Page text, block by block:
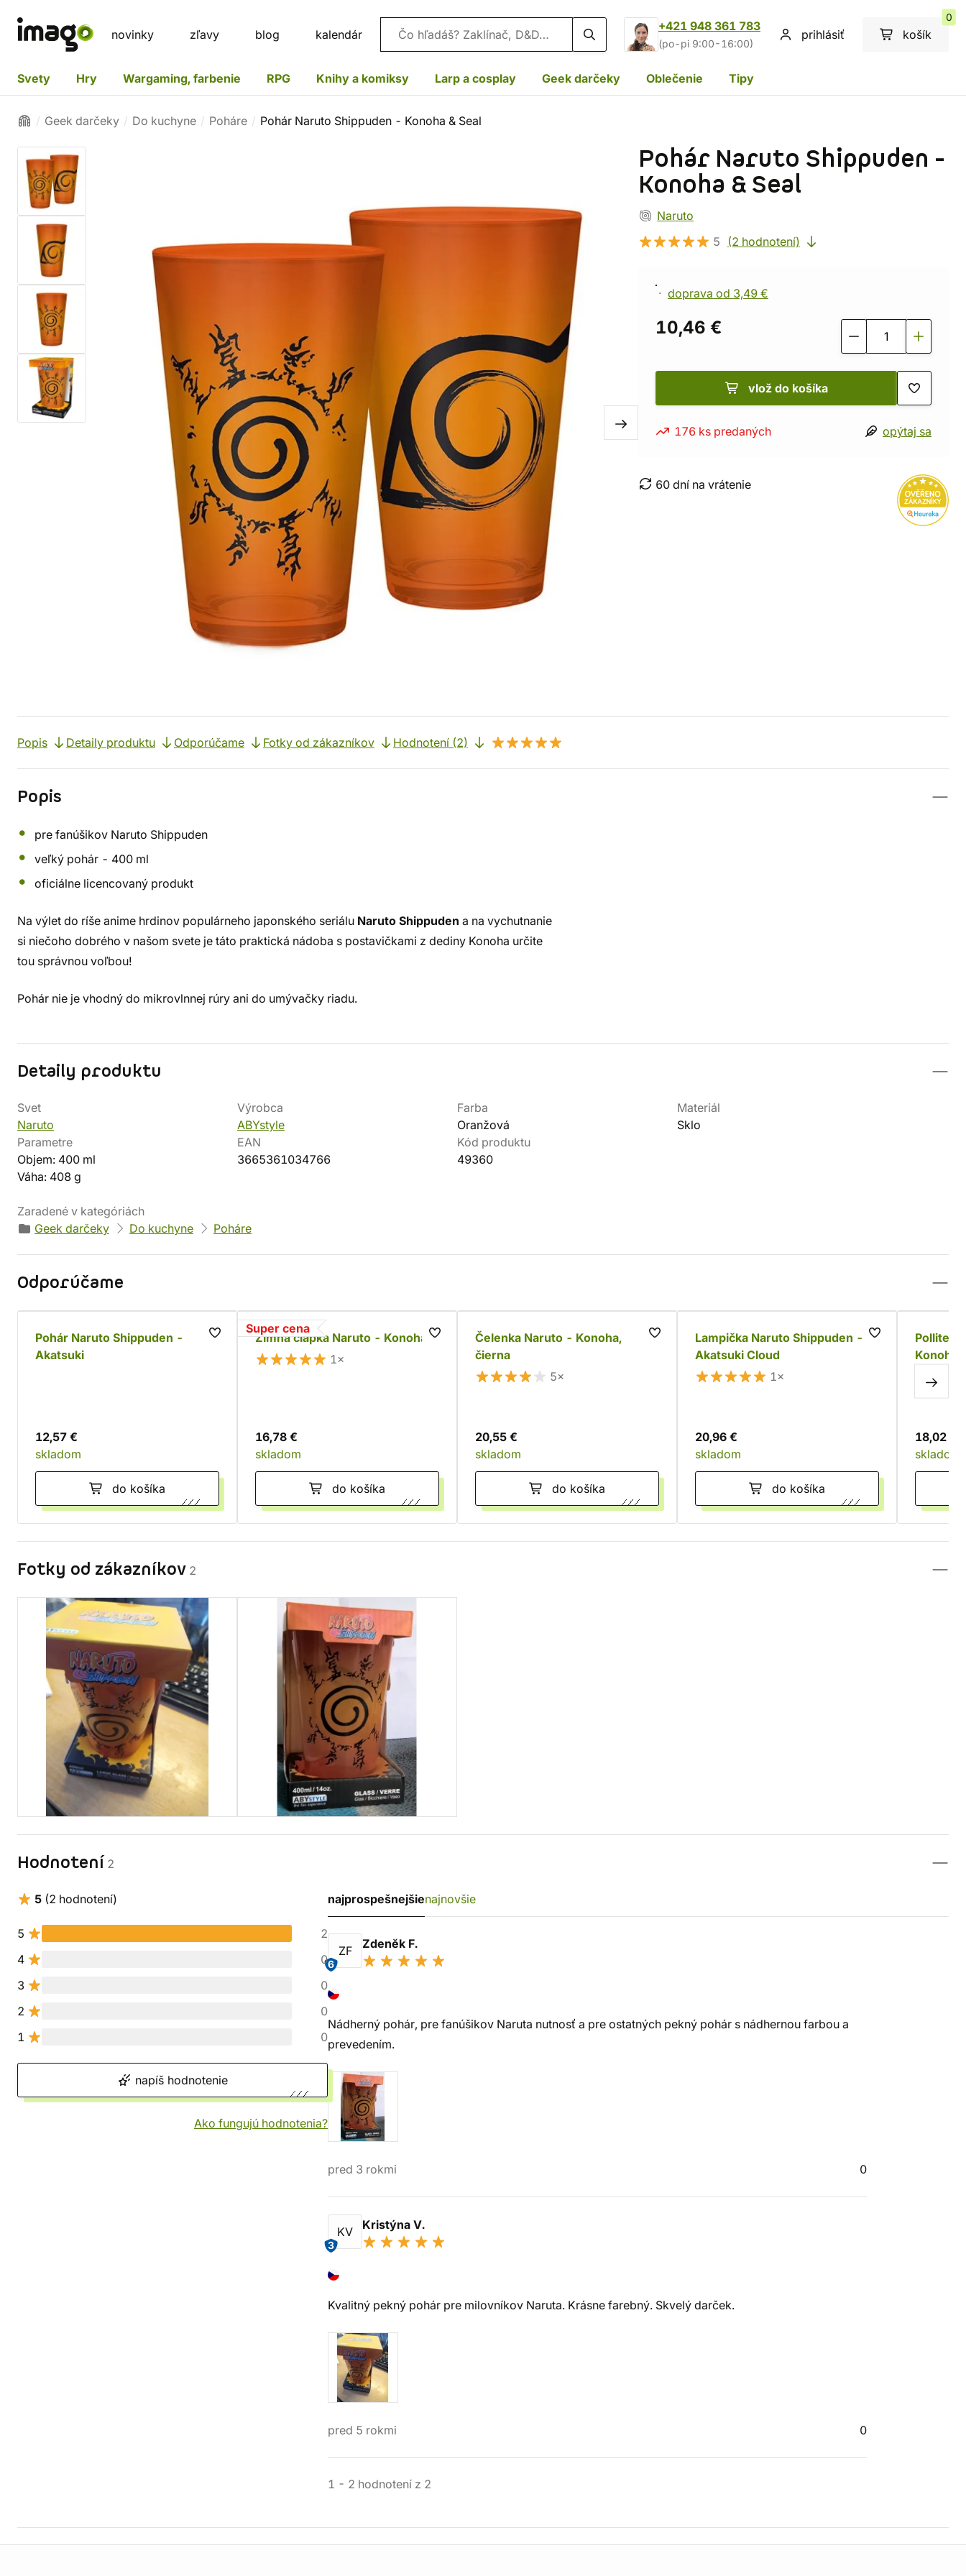
novinky zľavy blog kalendár Vyhľadávanie
+421 948 361 783
(po-pi 9:00-16:00)
prihlásiť košík
0
Svety Hry Wargaming, farbenie RPG Knihy a komiksy Larp a cosplay Geek darčeky Oblečenie Tipy
Geek darčeky Do kuchyne Poháre Pohár Naruto Shippuden - Konoha & Seal
Pohár Naruto Shippuden -
Konoha & Seal
Naruto
5
(2 hodnotení)
doprava od 3,49 €
10,46 €
vlož do košíka
176 ks predaných opýtaj sa
60 dní na vrátenie
Popis Detaily produktu Odporúčame Fotky od zákazníkov Hodnotení (2)
Popis
pre fanúšikov Naruto Shippuden
veľký pohár - 400 ml
oficiálne licencovaný produkt
Na výlet do ríše anime hrdinov populárneho japonského seriálu Naruto Shippuden a na vychutnanie
si niečoho dobrého v našom svete je táto praktická nádoba s postavičkami z dediny Konoha určite
tou správnou voľbou!
Pohár nie je vhodný do mikrovlnnej rúry ani do umývačky riadu.
Detaily produktu
Svet
Naruto
Výrobca
ABYstyle
Farba
Oranžová
Materiál
Sklo
Parametre
Objem: 400 ml
Váha: 408 g
EAN
3665361034766
Kód produktu
49360
Zaradené v kategóriách
Geek darčeky
Do kuchyne Poháre
Odporúčame
Pohár Naruto Shippuden -
Akatsuki
12,57 €
skladom
do košíka
Super cena
Zimná čiapka Naruto - Konoha
1×
16,78 €
skladom
do košíka
Čelenka Naruto - Konoha,
čierna
5×
20,55 €
skladom
do košíka
Lampička Naruto Shippuden -
Akatsuki Cloud
1×
20,96 €
skladom
do košíka
Polliter
Konoha
18,02 €
skladom
Fotky od zákazníkov 2
Hodnotení 2
5 (2 hodnotení)
5
2
4
0
3
0
2
0
1
0
napíš hodnotenie
Ako fungujú hodnotenia?
najprospešnejšienajnovšie
ZF
6
Zdenĕk F.
Nádherný pohár, pre fanúšikov Naruta nutnosť a pre ostatných pekný pohár s nádhernou farbou a
prevedením.
pred 3 rokmi 0
KV
3
Kristýna V.
Kvalitný pekný pohár pre milovníkov Naruta. Krásne farebný. Skvelý darček.
pred 5 rokmi 0
1 - 2 hodnotení z 2